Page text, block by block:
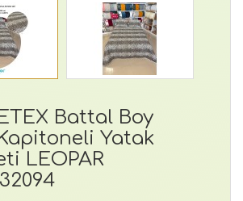
Battal Boy
Yatak
LEOPAR